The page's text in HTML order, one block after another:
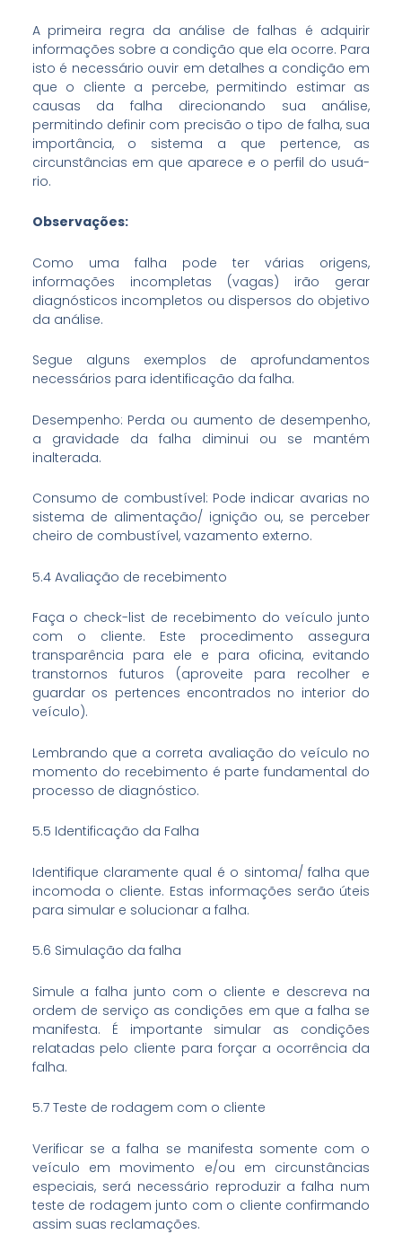
A primeira regra da análise de falhas é adquirir
informações sobre a condição que ela ocorre. Para
isto é necessário ouvir em detalhes a condição em
que o cliente a percebe, permitindo estimar as
causas da falha direcionando sua análise,
permitindo definir com precisão o tipo de falha, sua
importância, o sistema a que pertence, as
circunstâncias em que aparece e o perfil do usuá­
rio.
Observações:
Como uma falha pode ter várias origens,
informações incompletas (vagas) irão gerar
diagnósticos incompletos ou dispersos do objetivo
da análise.
Segue alguns exemplos de aprofundamentos
necessários para identificação da falha.
Desempenho: Perda ou aumento de desempenho,
a gravidade da falha diminui ou se mantém
inalterada.
Consumo de combustível: Pode indicar avarias no
sistema de alimentação/ ignição ou, se perceber
cheiro de combustível, vazamento externo.
5.4 Avaliação de recebimento
Faça o check-list de recebimento do veículo junto
com o cliente. Este procedimento assegura
transparência para ele e para oficina, evitando
transtornos futuros (aproveite para recolher e
guardar os pertences encontrados no interior do
veículo).
Lembrando que a correta avaliação do veículo no
momento do recebimento é parte fundamental do
processo de diagnóstico.
5.5 Identificação da Falha
Identifique claramente qual é o sintoma/ falha que
incomoda o cliente. Estas informações serão úteis
para simular e solucionar a falha.
5.6 Simulação da falha
Simule a falha junto com o cliente e descreva na
ordem de serviço as condições em que a falha se
manifesta. É importante simular as condições
relatadas pelo cliente para forçar a ocorrência da
falha.
5.7 Teste de rodagem com o cliente
Verificar se a falha se manifesta somente com o
veículo em movimento e/ou em circunstâncias
especiais, será necessário reproduzir a falha num
teste de rodagem junto com o cliente confirmando
assim suas reclamações.